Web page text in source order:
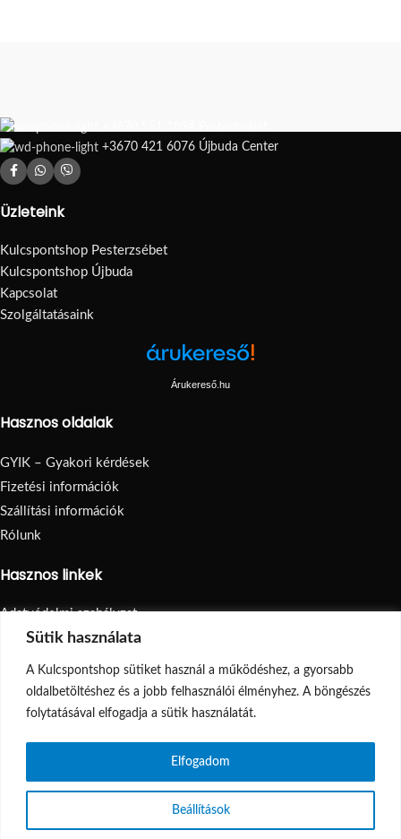
Sütik használata
A Kulcspontshop sütiket használ a működéshez, a gyorsabb
oldalbetöltéshez és a jobb felhasználói élményhez. A böngészés
folytatásával elfogadja a sütik használatát.
Beállítások
Elfogadom
+3670 421 6076 Újbuda Center
Üzleteink
Kulcspontshop Pesterzsébet
Kulcspontshop Újbuda
Kapcsolat
Szolgáltatásaink
Árukereső.hu
Hasznos oldalak
GYIK – Gyakori kérdések
Fizetési információk
Szállítási információk
Rólunk
Hasznos linkek
Adatvédelmi szabályzat
Visszatérítés
Oldaltérkép
© 2026Kulcspontshop. Minden jog fenntartva.
Shop
Kedvencek